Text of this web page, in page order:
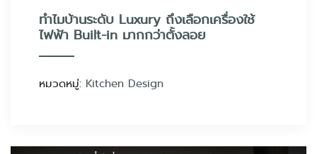
ทำไมบ้านระดับ Luxury ถึงเลือกเครื่องใช้
ไฟฟ้า Built-in มากกว่าตั้งลอย
หมวดหมู่: Kitchen Design